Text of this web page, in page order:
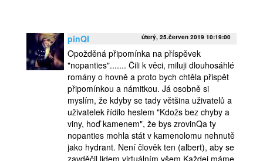
pinQI úterý, 25.červen 2019 10:19:00
Opožděná připomínka na příspěvek
"nopanties"....... Čili k věci, miluji dlouhosáhlé
romány o hovně a proto bych chtěla přispět
připomínkou a námitkou. Já osobně si
myslím, že kdyby se tady většina uživatelů a
uživatelek řídilo heslem "Kdožs bez chyby a
viny, hoď kamenem", že bys zrovinQa ty
nopanties mohla stát v kamenolomu nehnutě
jako hydrant. Není člověk ten (albert), aby se
zavděčil lidem virtuálním všem.Každej máme